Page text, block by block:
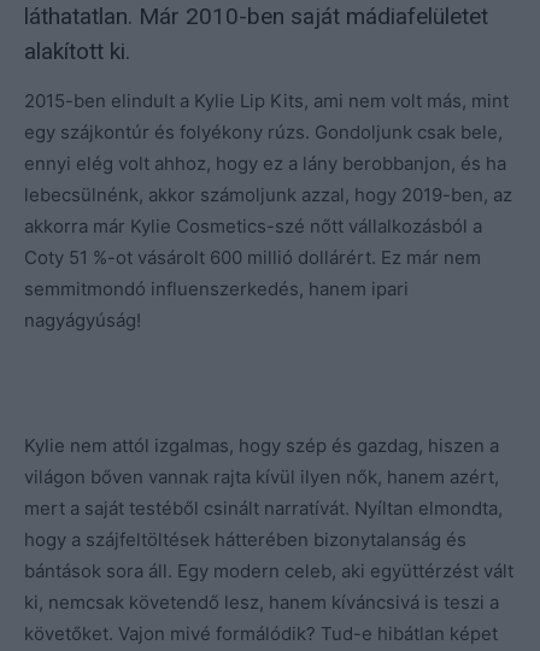
láthatatlan. Már 2010-ben saját mádiafelületet
alakított ki.
2015-ben elindult a Kylie Lip Kits, ami nem volt más, mint
egy szájkontúr és folyékony rúzs. Gondoljunk csak bele,
ennyi elég volt ahhoz, hogy ez a lány berobbanjon, és ha
lebecsülnénk, akkor számoljunk azzal, hogy 2019-ben, az
akkorra már Kylie Cosmetics-szé nőtt vállalkozásból a
Coty 51 %-ot vásárolt 600 millió dollárért. Ez már nem
semmitmondó influenszerkedés, hanem ipari
nagyágyúság!
Kylie nem attól izgalmas, hogy szép és gazdag, hiszen a
világon bőven vannak rajta kívül ilyen nők, hanem azért,
mert a saját testéből csinált narratívát. Nyíltan elmondta,
hogy a szájfeltöltések hátterében bizonytalanság és
bántások sora áll. Egy modern celeb, aki együttérzést vált
ki, nemcsak követendő lesz, hanem kíváncsivá is teszi a
követőket. Vajon mivé formálódik? Tud-e hibátlan képet